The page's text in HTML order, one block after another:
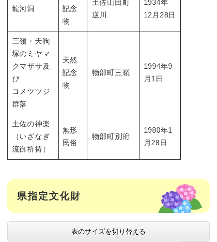
龍河洞
記念
物
土佐山田町
逆川
1934年
12月28日
三嶺・天狗
塚のミヤマ
クマザサ及
び
コメツツジ
群落
天然
記念
物
物部町三嶺
1994年9
月1日
土佐の神楽
（いざなぎ
流御祈祷）
無形
民俗
物部町別府
1980年1
月28日
県指定文化財
表のサイズを切り替える